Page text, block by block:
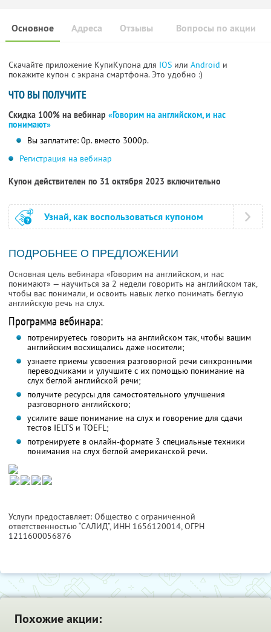
Основное Отзывы Вопросы по акции
Адреса
Скачайте приложение КупиКупона для IOS или Android и
покажите купон с экрана смартфона. Это удобно :)
ЧТО ВЫ ПОЛУЧИТЕ
Скидка 100% на вебинар «Говорим на английском, и нас
понимают»
Вы заплатите: 0р. вместо 3000р.
Регистрация на вебинар
Купон действителен по 31 октября 2023 включительно
Узнай, как воспользоваться купоном
ПОДРОБНЕЕ О ПРЕДЛОЖЕНИИ
Основная цель вебинара «Говорим на английском, и нас
понимают» — научиться за 2 недели говорить на английском так,
чтобы вас понимали, и освоить навык легко понимать беглую
английскую речь на слух.
Программа вебинара:
потренируетесь говорить на английском так, чтобы вашим
английским восхищались даже носители;
узнаете приемы усвоения разговорной речи синхронными
переводчиками и улучшите с их помощью понимание на
слух беглой английской речи;
получите ресурсы для самостоятельного улучшения
разговорного английского;
усилите ваше понимание на слух и говорение для сдачи
тестов IELTS и TOEFL;
потренируете в онлайн-формате 3 специальные техники
понимания на слух беглой американской речи.
Услуги предоставляет: Общество с ограниченной
ответственностью “САЛИД”, ИНН 1656120014, ОГРН
1211600056876
Похожие акции: